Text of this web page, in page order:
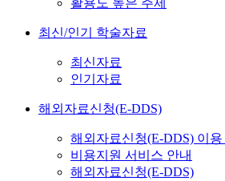
활용도 높은 주제
최신/인기 학술자료
최신자료
인기자료
해외자료신청(E-DDS)
해외자료신청(E-DDS) 이용
비용지원 서비스 안내
해외자료신청(E-DDS)